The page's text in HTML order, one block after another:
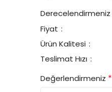
Derecelendirmeniz
Fiyat
Ürün Kalitesi
Teslimat Hızı
Değerlendirmeniz *